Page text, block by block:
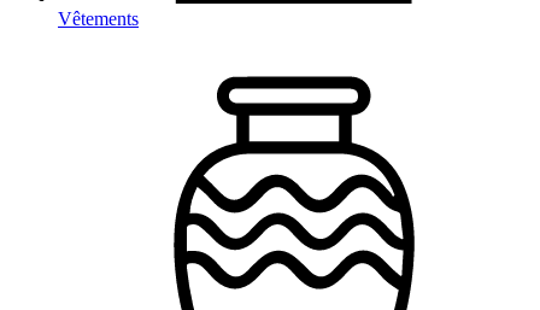
Vêtements